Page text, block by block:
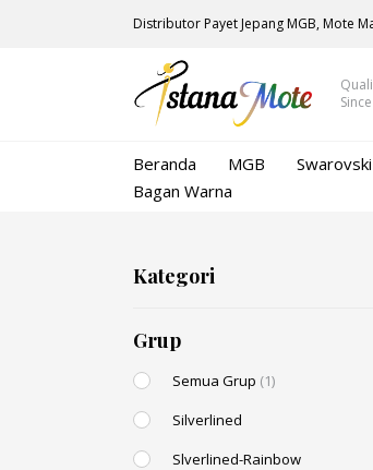
Distributor Payet Jepang MGB, Mote
Beranda MGB Swarovski
Bagan Warna
Kategori
Grup
Semua Grup (1)
Silverlined
Slverlined-Rainbow